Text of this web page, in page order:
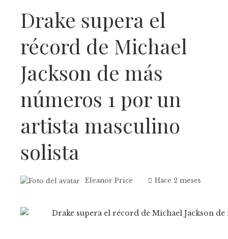
Drake supera el
récord de Michael
Jackson de más
números 1 por un
artista masculino
solista
Eleanor Price Hace 2 meses